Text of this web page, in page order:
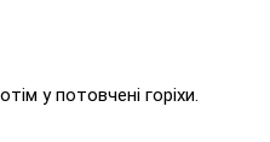
у потовчені горіхи.